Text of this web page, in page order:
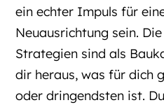
ein echter Impuls für
Neuausrichtung sein.
Strategien sind als
dir heraus, was für dich
oder dringendsten ist.